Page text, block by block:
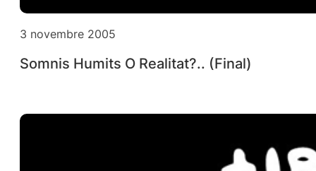
3 novembre 2005
Somnis Humits O Realitat?.. (Final)